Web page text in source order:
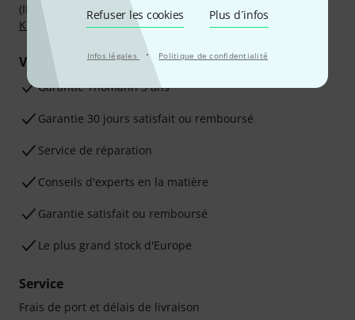
Refuser les cookies Plus d´infos
Infos légales · Politique de confidentialité
(IBAN/BIC), PayPal, Amazon Pay,
Klarna Payer Maintenant
Klarna Payer en 3 foisou Carte de crédit.
Vos avantages
Ga­ran­tie Thomann 3 ans
Garantie 30 jours satisfait ou remboursé
Service de réparation
Conseils d'experts en la matière
Garantie satisfait ou remboursé
Le plus grand stock d'Europe
Service
Frais de port et délais de livraison